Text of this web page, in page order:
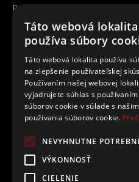
Reklamácia / vrátenie tovaru
Zrušenie objednávky
Odber noviniek
Zaregistrujte sa do nášho odberu
novinkách a propagačných akciách.
Táto webová lokalita
používa súbory
Táto webová lokalita používa
na zlepšenie používateľskej
Používaním našej webovej
vyjadrujete súhlas s
súborov cookie v súlade s
používania súborov cookie.
NEVYHNUTNE
VÝKONNOSŤ
CIELENIE